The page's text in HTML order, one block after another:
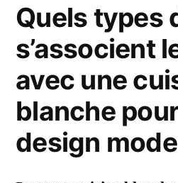
Quels types
s’associent
avec une
blanche
design